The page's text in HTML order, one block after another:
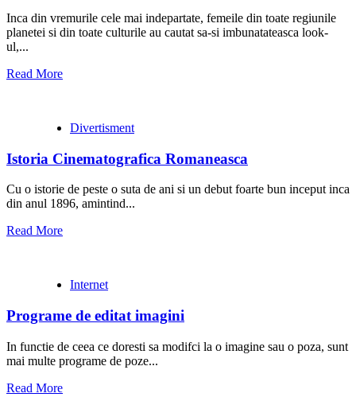
Inca din vremurile cele mai indepartate, femeile din toate regiunile
planetei si din toate culturile au cautat sa-si imbunatateasca look-
ul,...
Read More
Divertisment
Istoria Cinematografica Romaneasca
Cu o istorie de peste o suta de ani si un debut foarte bun inceput inca
din anul 1896, amintind...
Read More
Internet
Programe de editat imagini
In functie de ceea ce doresti sa modifci la o imagine sau o poza, sunt
mai multe programe de poze...
Read More